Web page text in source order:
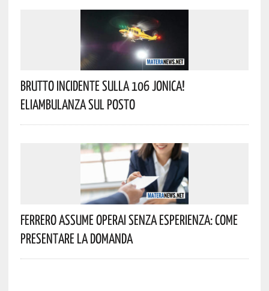
Brutto Incidente Sulla 106 Jonica!
Eliambulanza Sul Posto
Ferrero Assume Operai Senza Esperienza: Come
Presentare La Domanda